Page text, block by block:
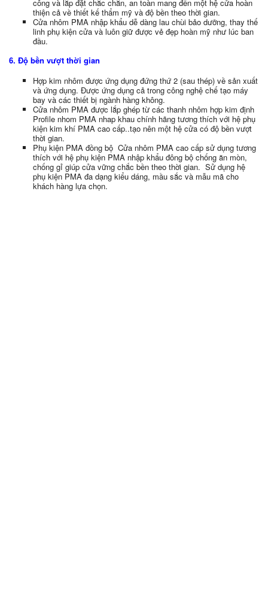
công và lắp đặt chắc chắn, an toàn mang đến một hệ cửa hoàn
thiện cả về thiết kế thẩm mỹ và độ bền theo thời gian.
Cửa nhôm PMA nhập khẩu dễ dàng lau chùi bảo dưỡng, thay thế
linh phụ kiện cửa và luôn giữ được vẻ đẹp hoàn mỹ như lúc ban
đầu.
6. Độ bền vượt thời gian
Hợp kim nhôm được ứng dụng đứng thứ 2 (sau thép) về sản xuất
và ứng dụng. Được ứng dụng cả trong công nghệ chế tạo máy
bay và các thiết bị ngành hàng không.
Cửa nhôm PMA được lắp ghép từ các thanh nhôm hợp kim định
Profile nhom PMA nhap khau chính hãng tương thích với hệ phụ
kiện kim khí PMA cao cấp..tạo nên một hệ cửa có độ bền vượt
thời gian.
Phụ kiện PMA đồng bộ Cửa nhôm PMA cao cấp sử dụng tương
thích với hệ phụ kiện PMA nhập khẩu đông bộ chống ăn mòn,
chống gỉ giúp cửa vững chắc bền theo thời gian. Sử dụng hệ
phụ kiện PMA đa dạng kiểu dáng, mầu sắc và mẫu mã cho
khách hàng lựa chọn.